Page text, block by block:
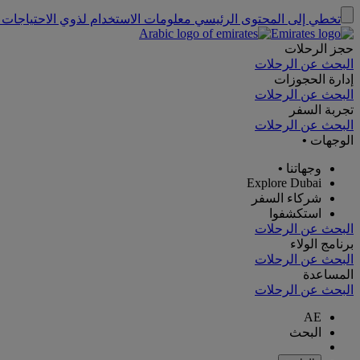
تخطي إلى المحتوى الرئيسي معلومات الاستخدام لذوي
حجز الرحلات
البحث عن الرحلات
إدارة الحجوزات
البحث عن الرحلات
تجربة السفر
البحث عن الرحلات
الوجهات •
وجهاتنا •
Explore Dubai
شركاء السفر
استكشفوا
البحث عن الرحلات
برنامج الولاء
البحث عن الرحلات
المساعدة
البحث عن الرحلات
AE
البحث